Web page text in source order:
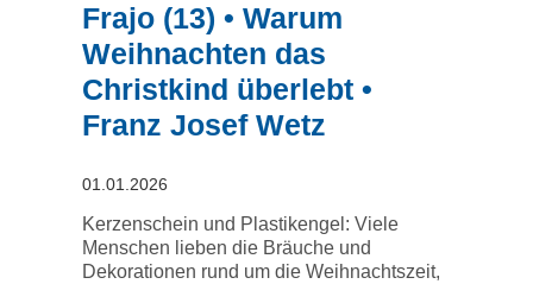
Frajo (13) • Warum
Weihnachten das
Christkind überlebt •
Franz Josef Wetz
01.01.2026
Kerzenschein und Plastikengel: Viele
Menschen lieben die Bräuche und
Dekorationen rund um die Weihnachtszeit,